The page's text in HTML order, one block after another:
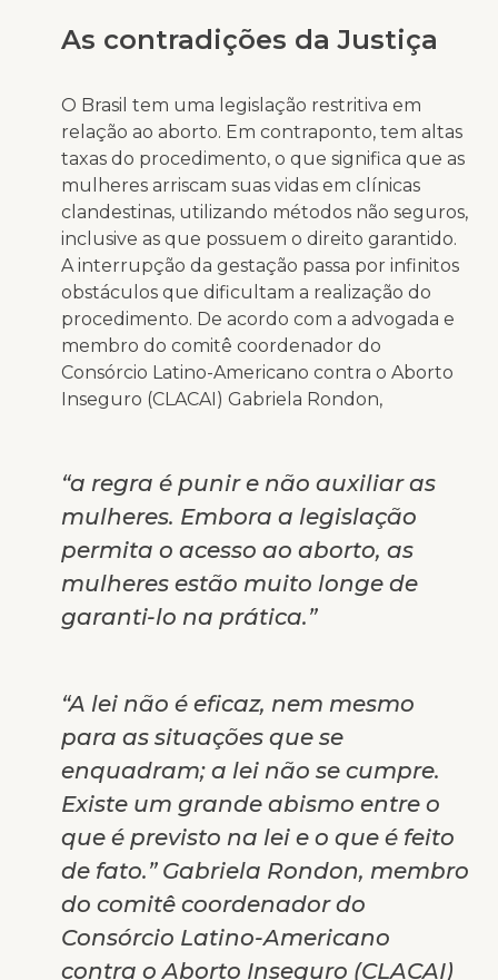
As contradições da Justiça
O Brasil tem uma legislação restritiva em
relação ao aborto. Em contraponto, tem altas
taxas do procedimento, o que significa que as
mulheres arriscam suas vidas em clínicas
clandestinas, utilizando métodos não seguros,
inclusive as que possuem o direito garantido.
A interrupção da gestação passa por infinitos
obstáculos que dificultam a realização do
procedimento. De acordo com a advogada e
membro do comitê coordenador do
Consórcio Latino-Americano contra o Aborto
Inseguro (CLACAI) Gabriela Rondon,
“a regra é punir e não auxiliar as
mulheres. Embora a legislação
permita o acesso ao aborto, as
mulheres estão muito longe de
garanti-lo na prática.”
“A lei não é eficaz, nem mesmo
para as situações que se
enquadram; a lei não se cumpre.
Existe um grande abismo entre o
que é previsto na lei e o que é feito
de fato.” Gabriela Rondon, membro
do comitê coordenador do
Consórcio Latino-Americano
contra o Aborto Inseguro (CLACAI)